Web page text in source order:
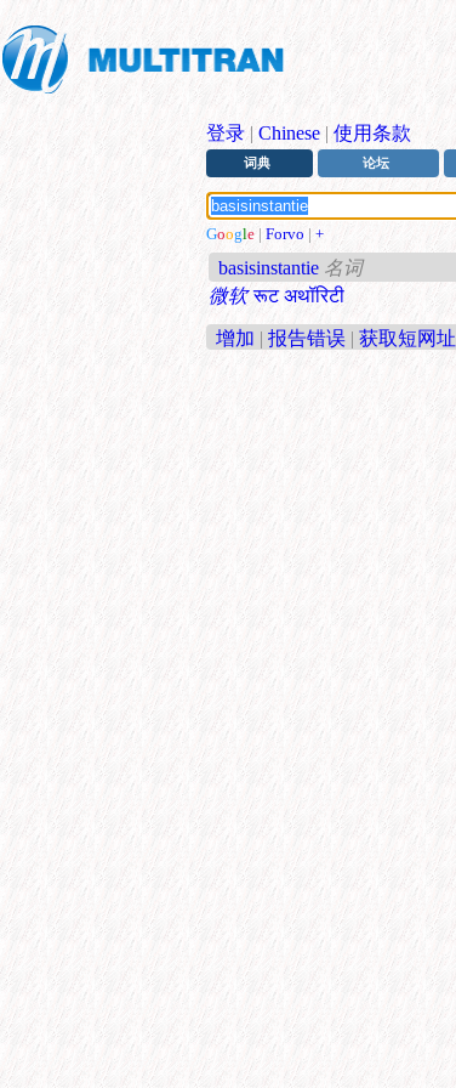
登录 | Chinese | 使用条款
词典 论坛
Google | Forvo | +
basisinstantie 名词
微软 रूट अथॉरिटी
增加 | 报告错误 | 获取短网址